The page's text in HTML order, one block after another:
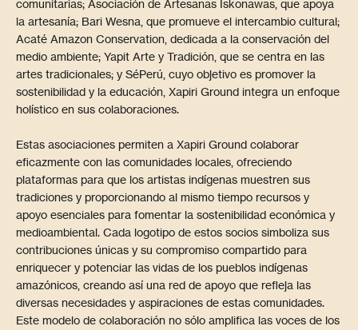
comunitarias; Asociación de Artesanas Iskonawas, que apoya
la artesanía; Bari Wesna, que promueve el intercambio cultural;
Acaté Amazon Conservation, dedicada a la conservación del
medio ambiente; Yapit Arte y Tradición, que se centra en las
artes tradicionales; y SéPerú, cuyo objetivo es promover la
sostenibilidad y la educación, Xapiri Ground integra un enfoque
holístico en sus colaboraciones.
Estas asociaciones permiten a Xapiri Ground colaborar
eficazmente con las comunidades locales, ofreciendo
plataformas para que los artistas indígenas muestren sus
tradiciones y proporcionando al mismo tiempo recursos y
apoyo esenciales para fomentar la sostenibilidad económica y
medioambiental. Cada logotipo de estos socios simboliza sus
contribuciones únicas y su compromiso compartido para
enriquecer y potenciar las vidas de los pueblos indígenas
amazónicos, creando así una red de apoyo que refleja las
diversas necesidades y aspiraciones de estas comunidades.
Este modelo de colaboración no sólo amplifica las voces de los